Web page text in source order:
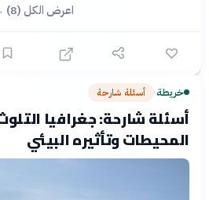
اعرض الكل (8) ←
خريطة› أسئلة شارحة
أسئلة شارحة: جغرافيا
المحيطات وتأثيره البيئي